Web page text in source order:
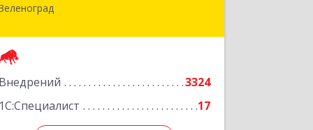
Внедрений
3324
1С:Специалист
17
124482, Москва г, Зеленоград г,